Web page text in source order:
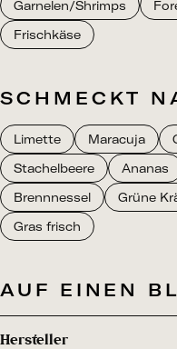
Garnelen/Shrimps
Frischkäse
SCHMECKT
Limette Maracuja
Stachelbeere
Ananas
Brennnessel
Grüne
Gras frisch
AUF EINEN
Hersteller